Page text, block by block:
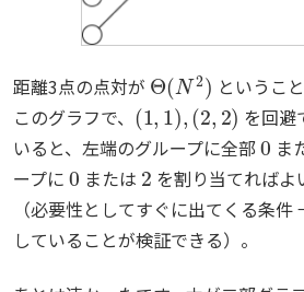
距離3点の点対が
2
というこ
このグラフで、
(1,1),( 2, 2)
を回避
いると、左端のグループに全部
0
ま
ープに
0
または
2
を割り当てれば
（必要性としてすぐに出てくる条
していることが検証できる）。